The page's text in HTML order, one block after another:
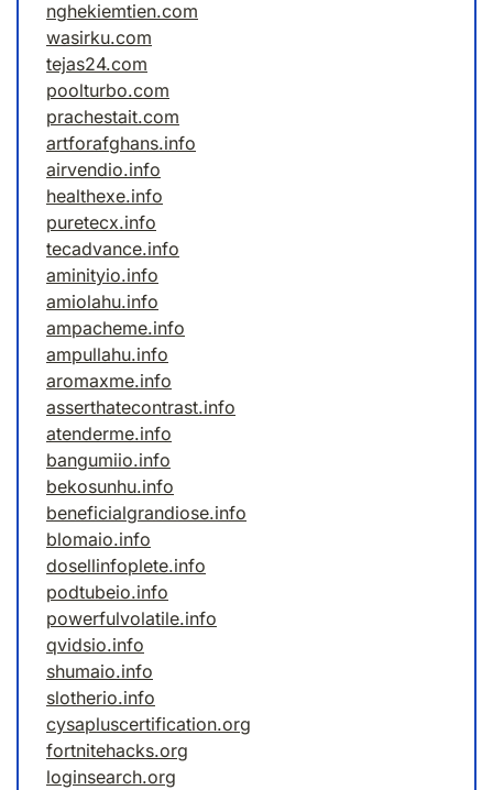
nghekiemtien.com
wasirku.com
tejas24.com
poolturbo.com
prachestait.com
artforafghans.info
airvendio.info
healthexe.info
puretecx.info
tecadvance.info
aminityio.info
amiolahu.info
ampacheme.info
ampullahu.info
aromaxme.info
asserthatecontrast.info
atenderme.info
bangumiio.info
bekosunhu.info
beneficialgrandiose.info
blomaio.info
dosellinfoplete.info
podtubeio.info
powerfulvolatile.info
qvidsio.info
shumaio.info
slotherio.info
cysapluscertification.org
fortnitehacks.org
loginsearch.org